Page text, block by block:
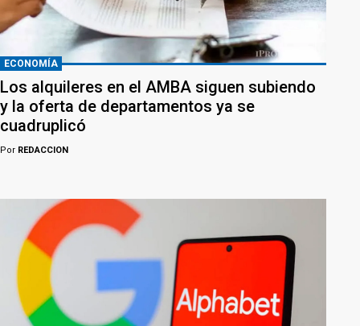
ECONOMÍA
Los alquileres en el AMBA siguen subiendo
y la oferta de departamentos ya se
cuadruplicó
Por REDACCION